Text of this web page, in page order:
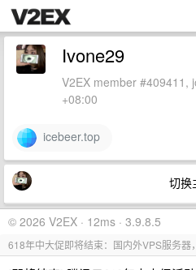
Ivone29
V2EX member #409411,
+08:00
icebeer.top
切换
© 2026 V2EX · 12ms · 3.9.8.5
618年中大促即将结束：国内外VPS服务器